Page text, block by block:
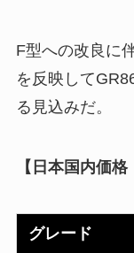
F型への改良に
を反映して
る見込みだ。
【日本国内価格
グレード